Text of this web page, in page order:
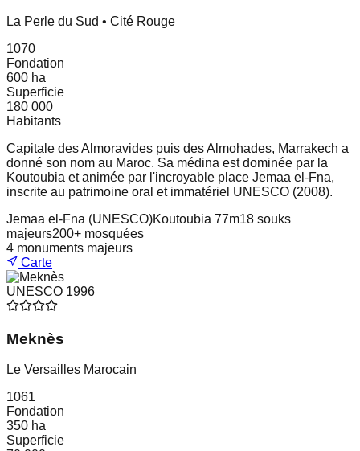
La Perle du Sud • Cité Rouge
1070
Fondation
600 ha
Superficie
180 000
Habitants
Capitale des Almoravides puis des Almohades, Marrakech a
donné son nom au Maroc. Sa médina est dominée par la
Koutoubia et animée par l'incroyable place Jemaa el-Fna,
inscrite au patrimoine oral et immatériel UNESCO (2008).
Jemaa el-Fna (UNESCO)Koutoubia 77m18 souks
majeurs200+ mosquées
4 monuments majeurs
Carte
UNESCO 1996
Meknès
Le Versailles Marocain
1061
Fondation
350 ha
Superficie